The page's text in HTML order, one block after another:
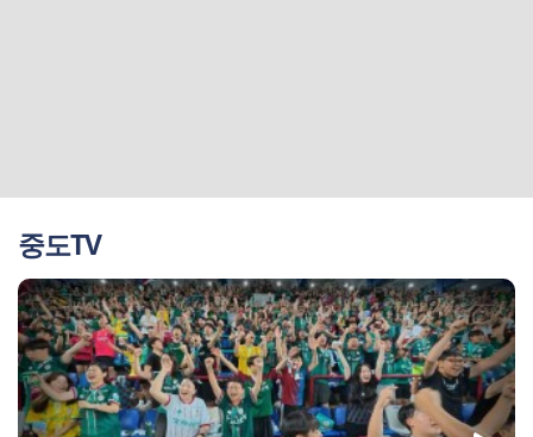
중도TV